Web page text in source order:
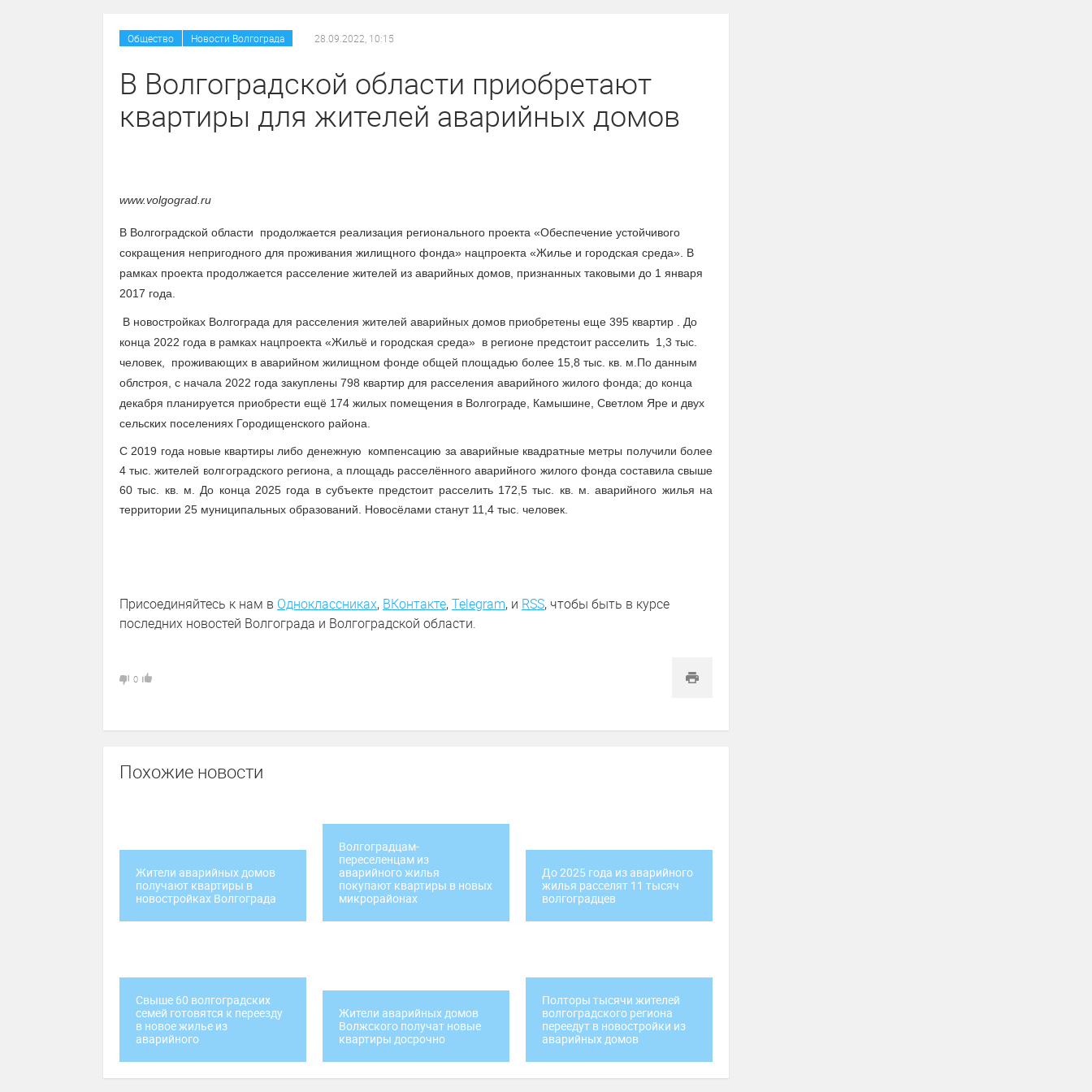
Общество Новости Волгограда 28.09.2022, 10:15
В Волгоградской области приобретают
квартиры для жителей аварийных домов
www.volgograd.ru
В Волгоградской области продолжается реализация регионального проекта «Обеспечение устойчивого
сокращения непригодного для проживания жилищного фонда» нацпроекта «Жилье и городская среда». В
рамках проекта продолжается расселение жителей из аварийных домов, признанных таковыми до 1 января
2017 года.
В новостройках Волгограда для расселения жителей аварийных домов приобретены еще 395 квартир . До
конца 2022 года в рамках нацпроекта «Жильё и городская среда» в регионе предстоит расселить 1,3 тыс.
человек, проживающих в аварийном жилищном фонде общей площадью более 15,8 тыс. кв. м.По данным
облстроя, с начала 2022 года закуплены 798 квартир для расселения аварийного жилого фонда; до конца
декабря планируется приобрести ещё 174 жилых помещения в Волгограде, Камышине, Светлом Яре и двух
сельских поселениях Городищенского района.
С 2019 года новые квартиры либо денежную компенсацию за аварийные квадратные метры получили более
4 тыс. жителей волгоградского региона, а площадь расселённого аварийного жилого фонда составила свыше
60 тыс. кв. м. До конца 2025 года в субъекте предстоит расселить 172,5 тыс. кв. м. аварийного жилья на
территории 25 муниципальных образований. Новосёлами станут 11,4 тыс. человек.
Присоединяйтесь к нам в Одноклассниках, ВКонтакте,Telegram, и RSS, чтобы быть в курсе
последних новостей Волгограда и Волгоградской области.
0
Похожие новости
Жители аварийных домов
получают квартиры в
новостройках Волгограда
Волгоградцам-
переселенцам из
аварийного жилья
покупают квартиры в новых
микрорайонах
До 2025 года из аварийного
жилья расселят 11 тысяч
волгоградцев
Свыше 60 волгоградских
семей готовятся к переезду
в новое жилье из
аварийного
Жители аварийных домов
Волжского получат новые
квартиры досрочно
Полторы тысячи жителей
волгоградского региона
переедут в новостройки из
аварийных домов